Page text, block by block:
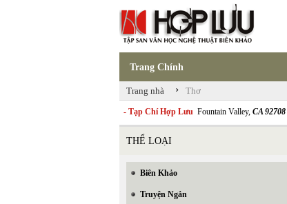
Trang Chính
Trang nhà › Thơ
- Tạp Chí Hợp Lưu Fountain Valley, CA 92708
THỂ LOẠI
Biên Khảo
Truyện Ngắn